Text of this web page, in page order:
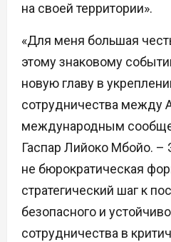
на своей территории».
«Для меня большая
этому знаковому
новую главу в
сотрудничества между
международным
Гаспар Лийоко Мбойо.
не бюрократическая
стратегический шаг к
безопасного и
сотрудничества в